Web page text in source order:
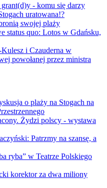
- komu się darzy
uratowana!?
swojej plaży
status quo: Lotos w Gdańsku,
i Czauderna w
powołanej przez ministra
o plaży na Stogach na
Żydzi polscy - wystawa
Patrzmy na szansę, a
ryba” w Teatrze Polskiego
korektor za dwa miliony